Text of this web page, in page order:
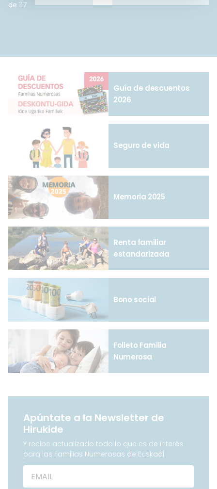
de 117
Guía de descuentos
2026
Seguro de vida
Memoria 2025
Renta familiar
estandarizada
Bono social
Folleto Familia
Numerosa
Apúntate a la Newsletter de
Hirukide
Y recibe actualizado todo lo que es de interés
para las Familias Numerosas de Euskadi